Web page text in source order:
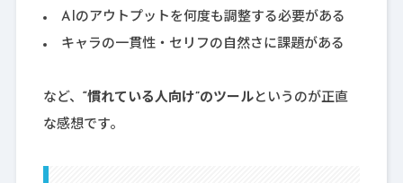
AIのアウトプットを何度も調整する必要がある
キャラの一貫性・セリフの自然さに課題がある
など、 “慣れている人向け”のツールというのが正直
な感想です。